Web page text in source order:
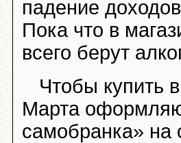
падение
Пока что в
всего берут
Чтобы купить
Марта
самобранка» на